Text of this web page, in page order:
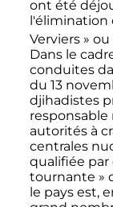
ont été
l'élimination
Verviers »
Dans le
conduites
du 13
djihadistes
responsable
autorités à
centrales
qualifiée par
tournante »
le pays est,